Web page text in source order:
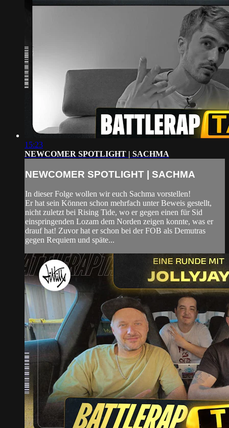
15:23
NEWCOMER SPOTLIGHT | SACHMA
NEWCOMER SPOTLIGHT | SACHMA
In dieser Folge wollen wir euch Sachma vorstellen!
Er hat sein Können schon mehrfach unter Beweis gestellt,
nicht zuletzt bei Rising Tide, wo er gegen einen für Sid
einspringenden Lozam dem Norden zeigen konnte, was er
drauf hat! Zuvor hat er schon bei der FOB als Demutras
gegen Requiem und späte...